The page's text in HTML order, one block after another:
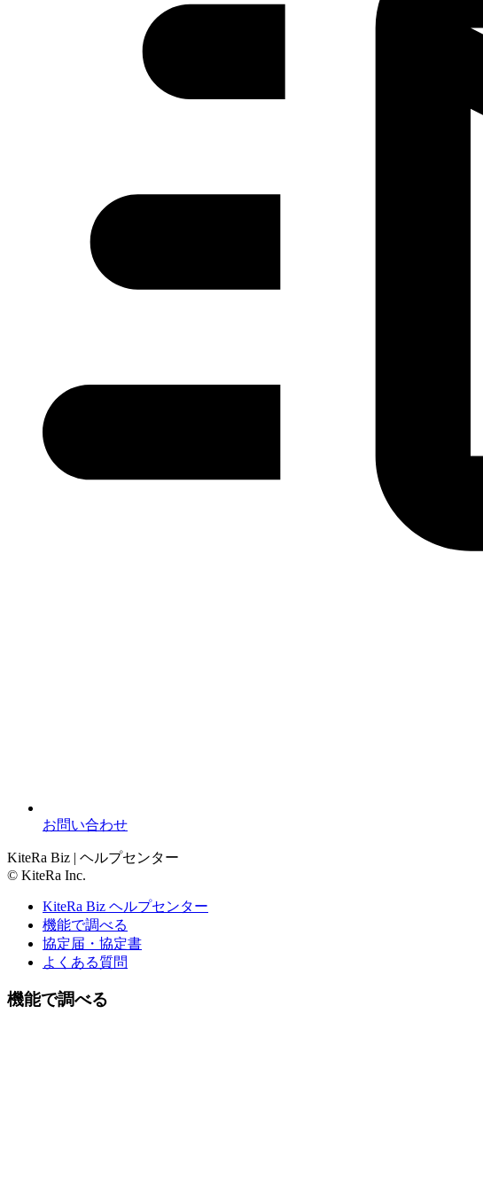
お問い合わせ
KiteRa Biz | ヘルプセンター
© KiteRa Inc.
KiteRa Biz ヘルプセンター
機能で調べる
協定届・協定書
よくある質問
機能で調べる